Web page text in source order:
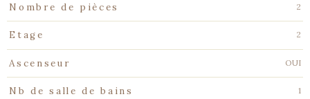
Nombre de pièces 2
Etage 2
Ascenseur OUI
Nb de salle de bains 1